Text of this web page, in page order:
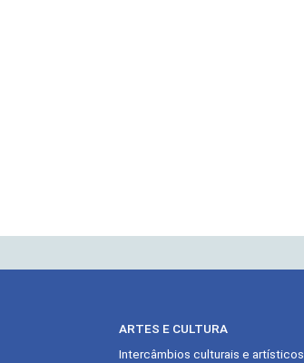
ARTES E CULTURA
Intercâmbios culturais e artísticos